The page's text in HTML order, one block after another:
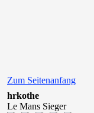
Zum Seitenanfang
hrkothe
Le Mans Sieger